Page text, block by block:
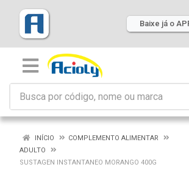
Baixe já o
INÍCIO
COMPLEMENTO ALIMENTAR
ADULTO
SUSTAGEN INSTANTANEO MORANGO 400G